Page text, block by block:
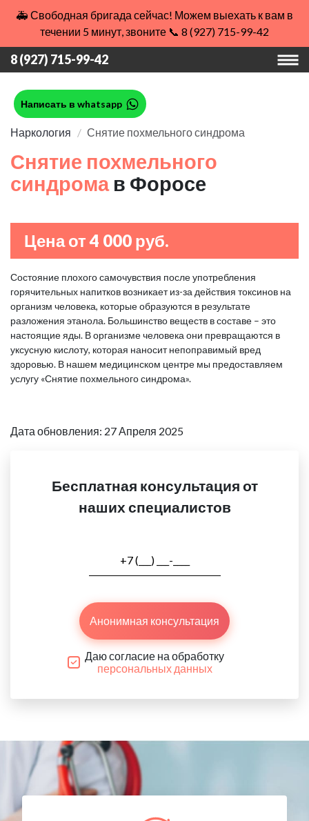
🚑 Свободная бригада сейчас! Можем выехать к вам в
течении 5 минут, звоните 📞 8 (927) 715-99-42
8 (927) 715-99-42
Написать в whatsapp
Наркология Снятие похмельного синдрома
Снятие похмельного
синдрома в Форосе
Цена от 4 000 руб.
Состояние плохого самочувствия после употребления
горячительных напитков возникает из-за действия токсинов на
организм человека, которые образуются в результате
разложения этанола. Большинство веществ в составе – это
настоящие яды. В организме человека они превращаются в
уксусную кислоту, которая наносит непоправимый вред
здоровью. В нашем медицинском центре мы предоставляем
услугу «Снятие похмельного синдрома».
Дата обновления: 27 Апреля 2025
Бесплатная консультация от
наших специалистов
Анонимная консультация
Даю согласие на обработку
персональных данных